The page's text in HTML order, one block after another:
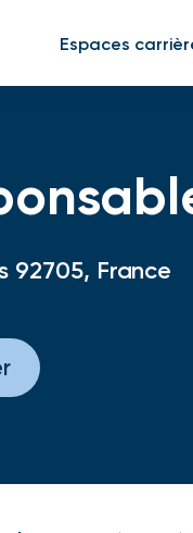
Espaces
92705, France